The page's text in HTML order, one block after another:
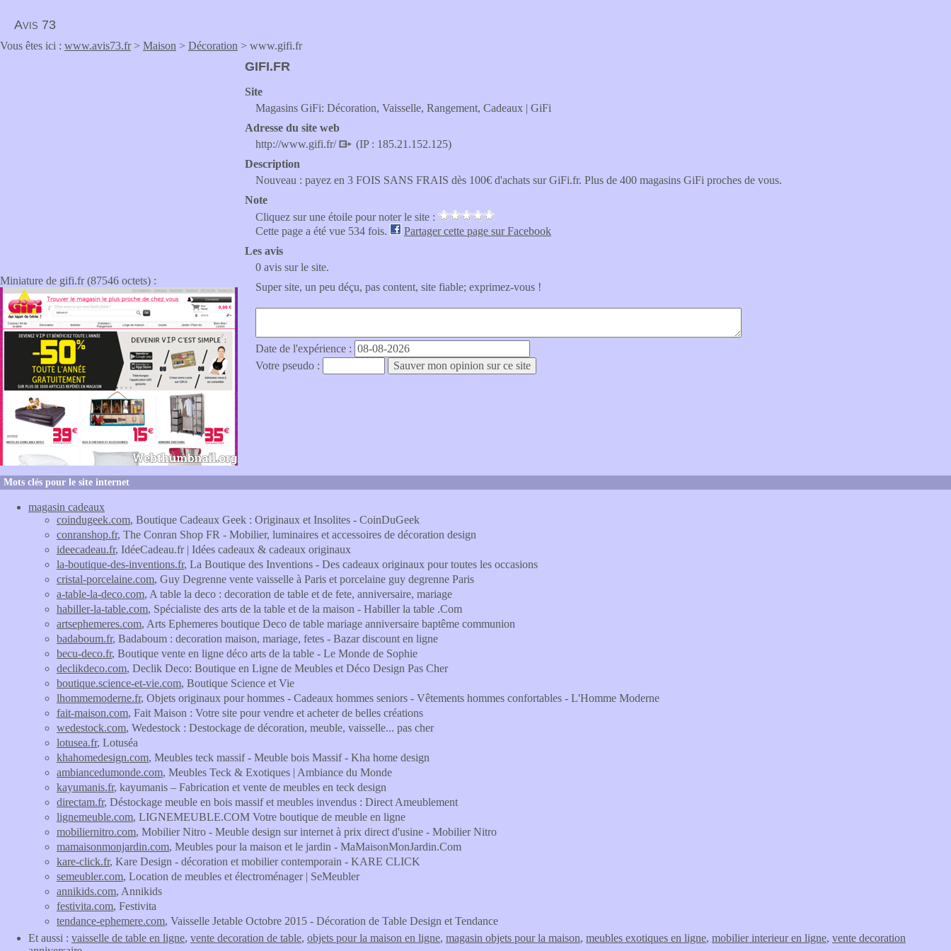
Avis 73
Vous êtes ici : www.avis73.fr> Maison > Décoration > www.gifi.fr
Miniature de gifi.fr (87546 octets) :
GIFI.FR
Site
Magasins GiFi: Décoration, Vaisselle, Rangement, Cadeaux | GiFi
Adresse du site web
http://www.gifi.fr/
(IP : 185.21.152.125)
Description
Nouveau : payez en 3 FOIS SANS FRAIS dès 100€ d'achats sur GiFi.fr. Plus de 400 magasins GiFi proches de vous.
Note
Cliquez sur une étoile pour noter le site :
Cette page a été vue 534 fois.
Partager cette page sur Facebook
Les avis
0 avis sur le site.
Super site, un peu déçu, pas content, site fiable; exprimez-vous !
Date de l'expérience :
Votre pseudo :
Mots clés pour le site internet
magasin cadeaux
coindugeek.com, Boutique Cadeaux Geek : Originaux et Insolites - CoinDuGeek
conranshop.fr, The Conran Shop FR - Mobilier, luminaires et accessoires de décoration design
ideecadeau.fr, IdéeCadeau.fr | Idées cadeaux & cadeaux originaux
la-boutique-des-inventions.fr, La Boutique des Inventions - Des cadeaux originaux pour toutes les occasions
cristal-porcelaine.com, Guy Degrenne vente vaisselle à Paris et porcelaine guy degrenne Paris
a-table-la-deco.com, A table la deco : decoration de table et de fete, anniversaire, mariage
habiller-la-table.com, Spécialiste des arts de la table et de la maison - Habiller la table .Com
artsephemeres.com, Arts Ephemeres boutique Deco de table mariage anniversaire baptême communion
badaboum.fr, Badaboum : decoration maison, mariage, fetes - Bazar discount en ligne
becu-deco.fr, Boutique vente en ligne déco arts de la table - Le Monde de Sophie
declikdeco.com, Declik Deco: Boutique en Ligne de Meubles et Déco Design Pas Cher
boutique.science-et-vie.com, Boutique Science et Vie
lhommemoderne.fr, Objets originaux pour hommes - Cadeaux hommes seniors - Vêtements hommes confortables - L'Homme Moderne
fait-maison.com, Fait Maison : Votre site pour vendre et acheter de belles créations
wedestock.com, Wedestock : Destockage de décoration, meuble, vaisselle... pas cher
lotusea.fr, Lotuséa
khahomedesign.com, Meubles teck massif - Meuble bois Massif - Kha home design
ambiancedumonde.com, Meubles Teck & Exotiques | Ambiance du Monde
kayumanis.fr, kayumanis – Fabrication et vente de meubles en teck design
directam.fr, Déstockage meuble en bois massif et meubles invendus : Direct Ameublement
lignemeuble.com, LIGNEMEUBLE.COM Votre boutique de meuble en ligne
mobiliernitro.com, Mobilier Nitro - Meuble design sur internet à prix direct d'usine - Mobilier Nitro
mamaisonmonjardin.com, Meubles pour la maison et le jardin - MaMaisonMonJardin.Com
kare-click.fr, Kare Design - décoration et mobilier contemporain - KARE CLICK
semeubler.com, Location de meubles et électroménager | SeMeubler
annikids.com, Annikids
festivita.com, Festivita
tendance-ephemere.com, Vaisselle Jetable Octobre 2015 - Décoration de Table Design et Tendance
Et aussi : vaisselle de table en ligne, vente decoration de table, objets pour la maison en ligne, magasin objets pour la maison, meubles exotiques en ligne, mobilier interieur en ligne, vente decoration